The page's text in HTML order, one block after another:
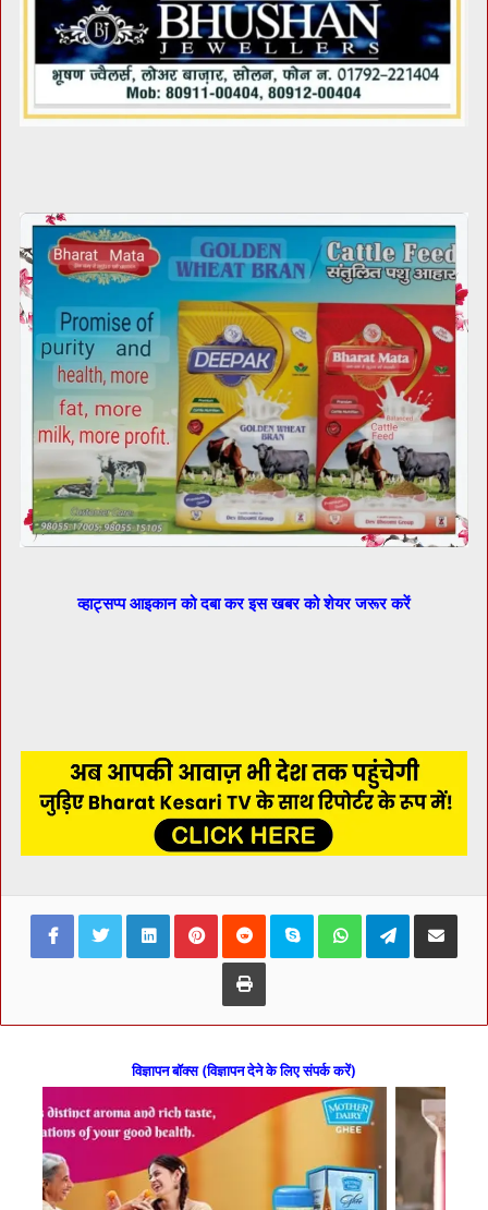
व्हाट्सप्प आइकान को दबा कर इस खबर को शेयर जरूर करें
FacebookTwitterLinkedInPinterestReddit Skype WhatsAppTelegramShare via
Print
विज्ञापन बॉक्स (विज्ञापन देने के लिए संपर्क करें)